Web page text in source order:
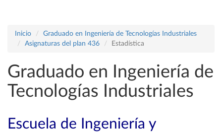
Inicio
Graduado en Ingeniería de Tecnologías Industriales
Asignaturas del plan 436
Estadística
Graduado en Ingeniería de
Tecnologías Industriales
Escuela de Ingeniería y